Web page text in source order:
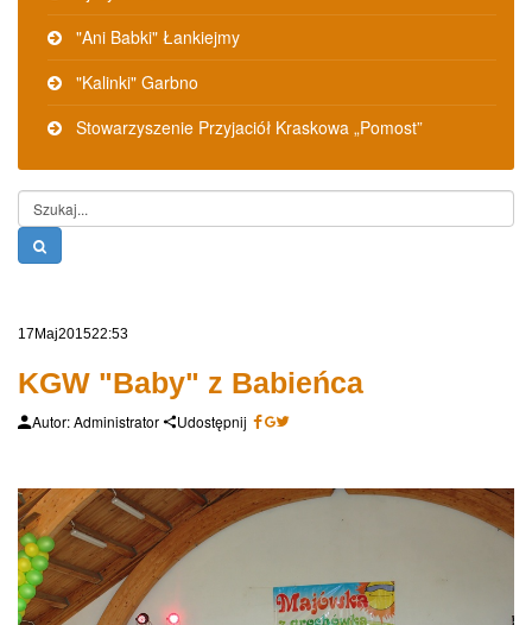
"Ani Babki" Łankiejmy
"Kalinki" Garbno
Stowarzyszenie Przyjaciół Kraskowa „Pomost”
Szukaj...
17Maj201522:53
KGW "Baby" z Babieńca
Autor: Administrator Udostępnij